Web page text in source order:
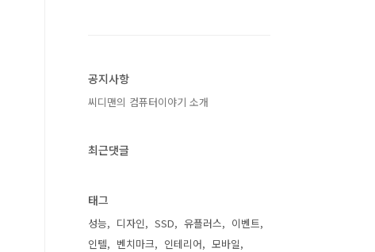
공지사항
씨디맨의 컴퓨터이야기 소개
최근댓글
태그
성능 디자인 SSD 유플러스
이벤트
인텔
벤치마크 인테리어
모바일